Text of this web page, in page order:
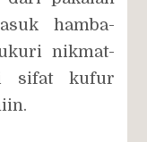
hamba-
nikmat-
sifat kufur